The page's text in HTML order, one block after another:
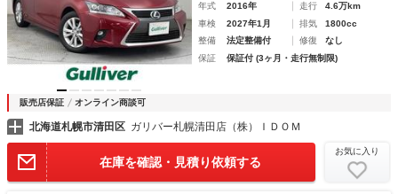
年式 2016年 走行
4.6万km
車検
2027年1月 排気
1800cc
整備
法定整備付 修復
なし
保証
保証付 (3ヶ月・走行無制限)
販売店保証 オンライン商談可
北海道札幌市清田区 ガリバー札幌清田店（株）ＩＤＯＭ
在庫を確認・見積り依頼する
お気に入り